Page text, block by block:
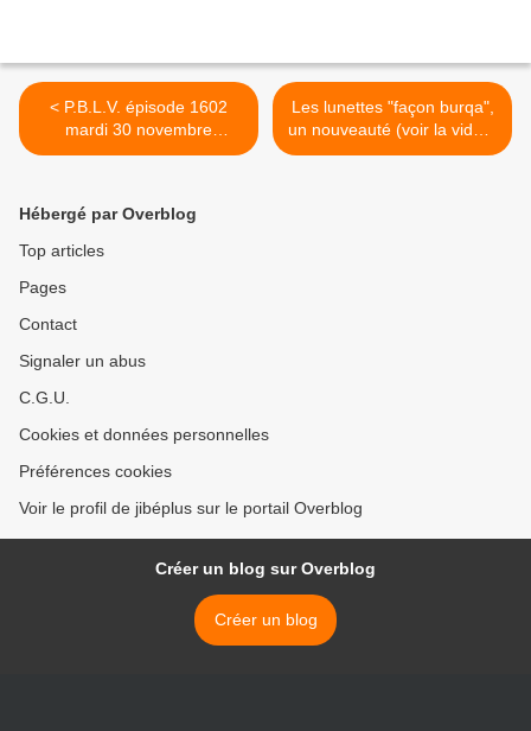
< P.B.L.V. épisode 1602
mardi 30 novembre
2010,"pendu en prison"
Les lunettes "façon burqa",
un nouveauté (voir la vidéo)
>
Hébergé par Overblog
Top articles
Pages
Contact
Signaler un abus
C.G.U.
Cookies et données personnelles
Préférences cookies
Voir le profil de jibéplus sur le portail Overblog
Créer un blog sur Overblog
Créer un blog